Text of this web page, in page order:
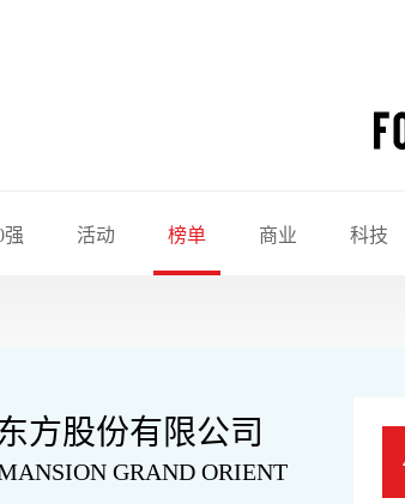
强 活动 榜单 商业 科技
方股份有限公司
GRAND ORIENT